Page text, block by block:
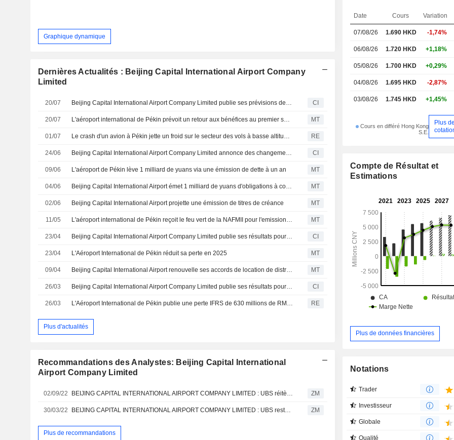
Graphique dynamique
Dernières Actualités : Beijing Capital International Airport Company
Limited
20/07 Beijing Capital International Airport Company Limited publie ses prévisions de résultats non audités pour le semestre clos le 30 juin 2026 CI
20/07 L'aéroport international de Pékin prévoit un retour aux bénéfices au premier semestre MT
01/07 Le crash d'un avion à Pékin jette un froid sur le secteur des vols à basse altitude et révèle des failles de sécurité RE
24/06 Beijing Capital International Airport Company Limited annonce des changements de direction, effectifs au 24 juin 2026 CI
09/06 L'aéroport de Pékin lève 1 milliard de yuans via une émission de dette à un an MT
04/06 Beijing Capital International Airport émet 1 milliard de yuans d'obligations à court terme MT
02/06 Beijing Capital International Airport projette une émission de titres de créance MT
11/05 L'aéroport international de Pékin reçoit le feu vert de la NAFMII pour l'emission de titres de créance MT
23/04 Beijing Capital International Airport Company Limited publie ses résultats pour le premier trimestre clos le 31 mars 2026 CI
23/04 L'Aéroport International de Pékin réduit sa perte en 2025 MT
09/04 Beijing Capital International Airport renouvelle ses accords de location de distributeurs automatiques MT
26/03 Beijing Capital International Airport Company Limited publie ses résultats pour l'exercice clos le 31 décembre 2025 CI
26/03 L'Aéroport International de Pékin publie une perte IFRS de 630 millions de RMB pour l'exercice RE
Plus d'actualités
Recommandations des Analystes: Beijing Capital International
Airport Company Limited
02/09/22 ZM
30/03/22 ZM
Plus de recommandations
Date Cours Variation
07/08/26 1.690HKD -1,74%
06/08/26 1.720 HKD +1,18%
05/08/26 1.700 HKD +0,29%
04/08/26 1.695 HKD -2,87%
03/08/26 1.745 HKD +1,45%
Cours en différé Hong Kong
S.E.
Plus de
Compte de Résultat et
Estimations
Plus de données financières
Notations
Trader
Investisseur
Globale
Qualité